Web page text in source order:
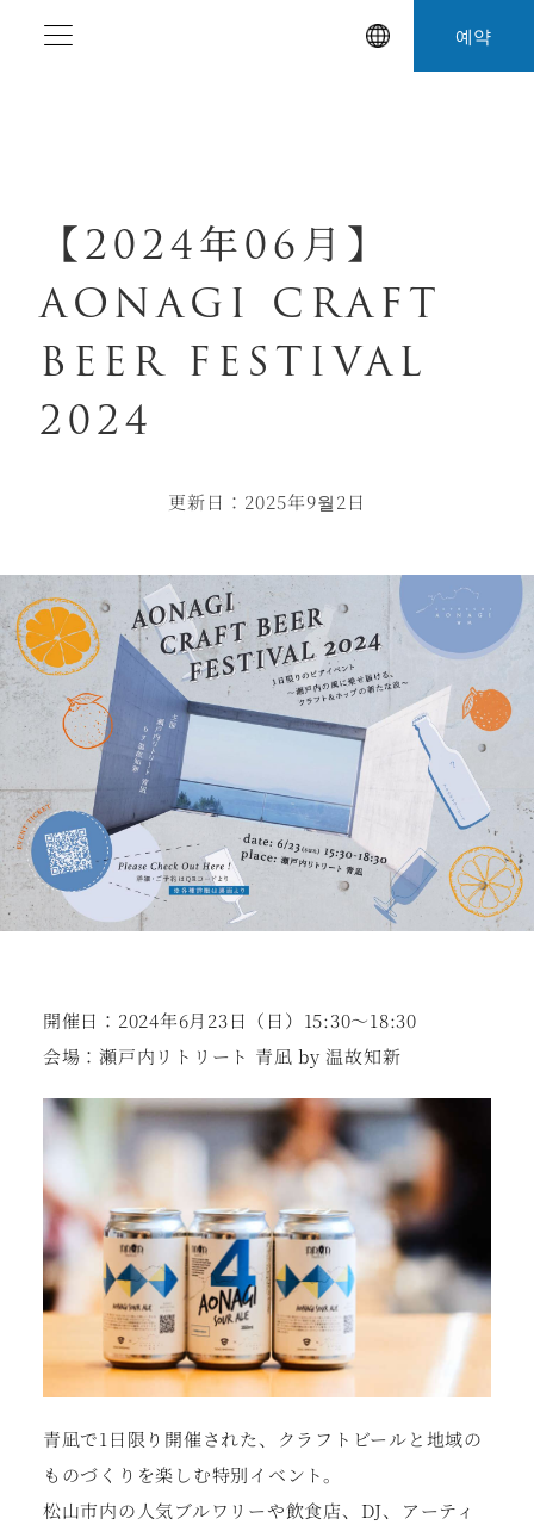
예약
【2024年06月】
AONAGI CRAFT
BEER FESTIVAL
2024
更新日：2025年9월2日
開催日：2024年6月23日（日）15:30〜18:30
会場：瀬戸内リトリート 青凪 by 温故知新
青凪で1日限り開催された、クラフトビールと地域の
ものづくりを楽しむ特別イベント。
松山市内の人気ブルワリーや飲食店、DJ、アーティ